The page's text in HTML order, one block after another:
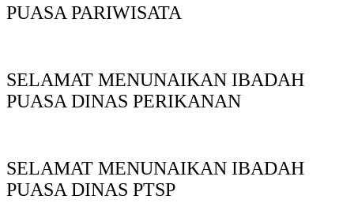
PUASA PARIWISATA
SELAMAT MENUNAIKAN IBADAH
PUASA DINAS PERIKANAN
SELAMAT MENUNAIKAN IBADAH
PUASA DINAS PTSP